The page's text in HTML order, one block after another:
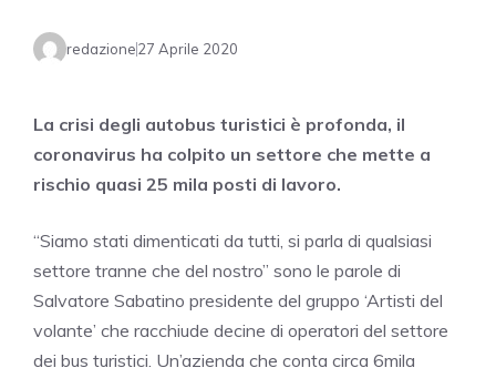
redazione27 Aprile 2020
La crisi degli autobus turistici è profonda, il
coronavirus ha colpito un settore che mette a
rischio quasi 25 mila posti di lavoro.
“Siamo stati dimenticati da tutti, si parla di qualsiasi
settore tranne che del nostro” sono le parole di
Salvatore Sabatino presidente del gruppo ‘Artisti del
volante’ che racchiude decine di operatori del settore
dei bus turistici. Un’azienda che conta circa 6mila